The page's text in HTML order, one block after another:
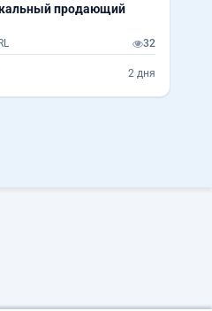
продающий
32
2 дня